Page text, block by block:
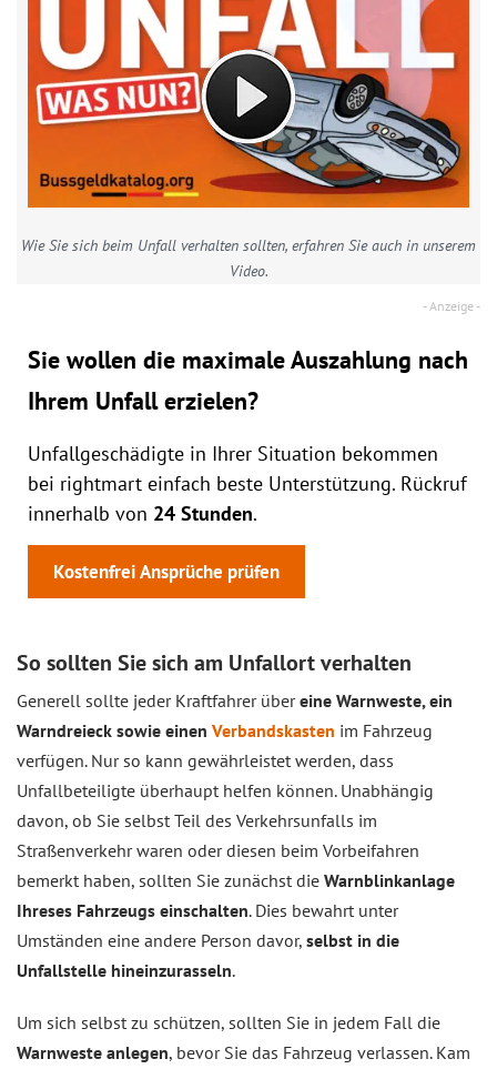
Wie Sie sich beim Unfall verhalten sollten, erfahren Sie auch in unserem
Video.
Sie wollen die maximale Auszahlung nach
Ihrem Unfall erzielen?
Unfallgeschädigte in Ihrer Situation bekommen
bei rightmart einfach beste Unterstützung. Rückruf
innerhalb von 24 Stunden.
Kostenfrei Ansprüche prüfen
So sollten Sie sich am Unfallort verhalten
Generell sollte jeder Kraftfahrer übereine Warnweste, ein
Warndreieck sowie einen Verbandskasten im Fahrzeug
verfügen. Nur so kann gewährleistet werden, dass
Unfallbeteiligte überhaupt helfen können. Unabhängig
davon, ob Sie selbst Teil des Verkehrsunfalls im
Straßenverkehr waren oder diesen beim Vorbeifahren
bemerkt haben, sollten Sie zunächst die Warnblinkanlage
Ihreses Fahrzeugs einschalten. Dies bewahrt unter
Umständen eine andere Person davor, selbst in die
Unfallstelle hineinzurasseln.
Um sich selbst zu schützen, sollten Sie in jedem Fall die
Warnweste anlegen, bevor Sie das Fahrzeug verlassen. Kam